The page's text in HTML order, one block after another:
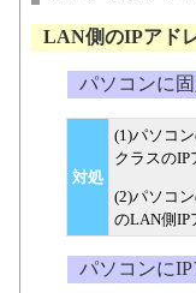
LAN側のIPアド
パソコンに
対処
(1)パソコ
クラスのIP
(2)パソコ
のLAN側IP
パソコンに